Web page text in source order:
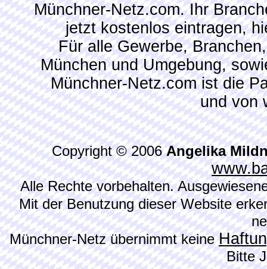
Münchner-Netz.com. Ihr
jetzt kostenlos eintragen,
Für alle Gewerbe,
München und Umgebung,
Münchner-Netz.com ist die
und von
Copyright © 2006Angelika
Alle Rechte vorbehalten.
Mit der Benutzung dieser Website
Münchner-Netz übernimmt keine
Bitte